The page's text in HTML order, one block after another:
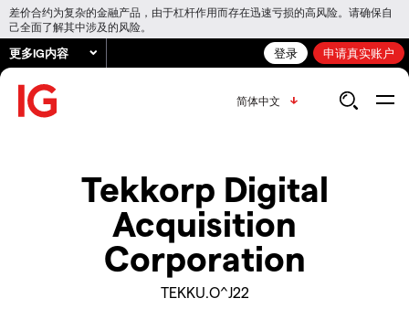
差价合约为复杂的金融产品，由于杠杆作用而存在迅速亏损的高风险。请确保自
己全面了解其中涉及的风险。
更多IG内容 登录 申请真实账户
简体中文
Tekkorp Digital
Acquisition
Corporation
TEKKU.O^J22